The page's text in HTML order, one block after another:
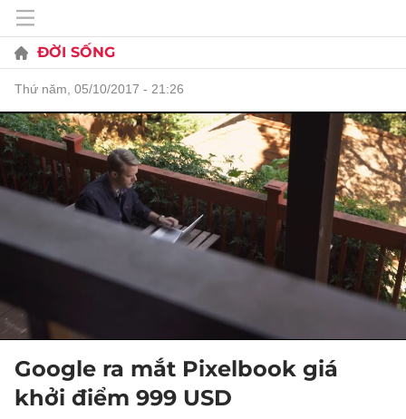
ĐỜI SỐNG
thứ năm, 05/10/2017 - 21:26
Google ra mắt Pixelbook giá
khởi điểm 999 USD